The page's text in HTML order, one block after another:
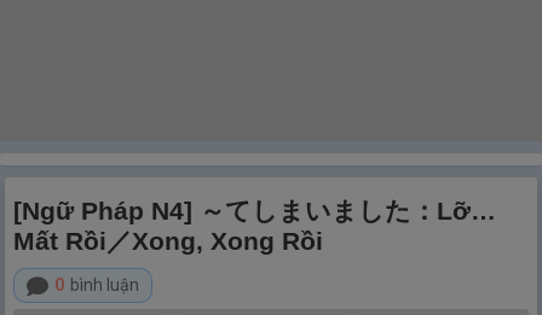
[Ngữ Pháp N4] ～てしまいました：Lỡ…
Mất Rồi／Xong, Xong Rồi
0 bình luận